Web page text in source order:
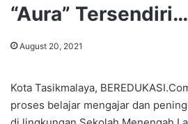
“Aura”
August 20, 2021
Kota Tasikmalaya,
proses belajar mengajar dan